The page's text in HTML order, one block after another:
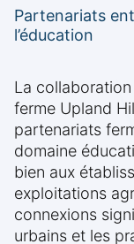
Partenariats
l’éducation
La
ferme Upland
partenariats
domaine
bien aux
exploitations
connexions
urbains et les